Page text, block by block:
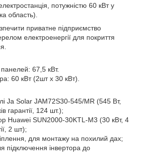
потужністю 60 кВт у
область).
приватне підприємство
електроенергії для покриття
67,5 кВт.
60 кВт (2шт х 30 кВт).
Ja Solar JAM72S30-545/MR (545 Вт,
гарантії, 124 шт.);
Huawei SUN2000-30KTL-M3 (30 кВт, 4
2 шт);
для монтажу на похилий дах;
підключення інвертора до